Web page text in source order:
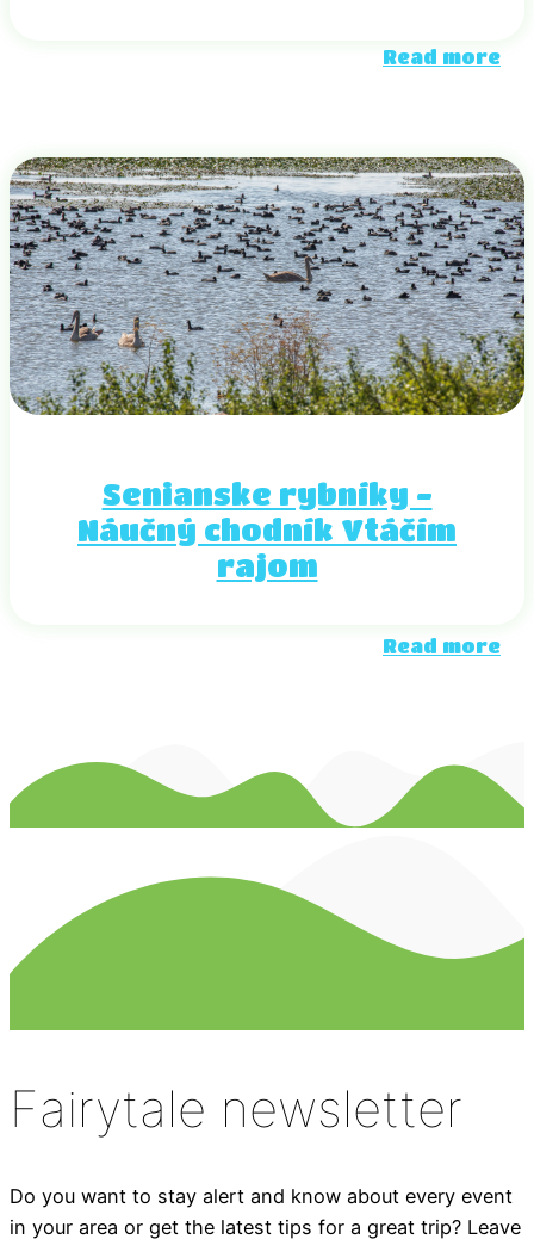
Read more
Senianske rybníky -
Náučný chodník Vtáčím
rajom
Read more
Fairytale newsletter
Do you want to stay alert and know about every event
in your area or get the latest tips for a great trip? Leave